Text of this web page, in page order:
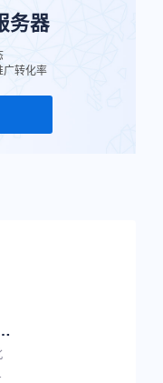
务器
广转化率
，帮你快速提升工作效率！